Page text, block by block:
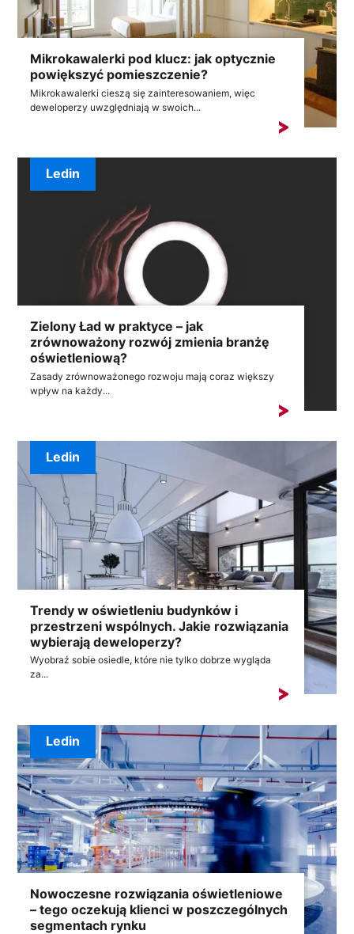
Mikrokawalerki pod klucz: jak optycznie
powiększyć pomieszczenie?
Mikrokawalerki cieszą się zainteresowaniem, więc
deweloperzy uwzględniają w swoich...
Zielony Ład w praktyce – jak
zrównoważony rozwój zmienia branżę
oświetleniową?
Zasady zrównoważonego rozwoju mają coraz większy
wpływ na każdy...
Ledin
Trendy w oświetleniu budynków i
przestrzeni wspólnych. Jakie rozwiązania
wybierają deweloperzy?
Wyobraź sobie osiedle, które nie tylko dobrze wygląda
za...
Ledin
Nowoczesne rozwiązania oświetleniowe
– tego oczekują klienci w poszczególnych
segmentach rynku
Ledin